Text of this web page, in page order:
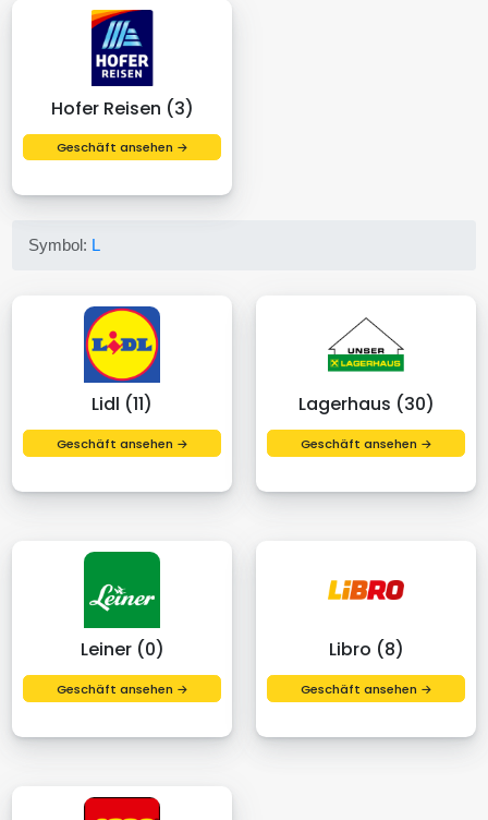
Hofer Reisen (3)
Geschäft ansehen →
Symbol: L
Lidl (11)
Geschäft ansehen →
Lagerhaus (30)
Geschäft ansehen →
Leiner (0)
Geschäft ansehen →
Libro (8)
Geschäft ansehen →